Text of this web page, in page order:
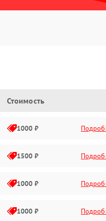
Стоимость
1000 ₽
1500 ₽
1000 ₽
1000 ₽